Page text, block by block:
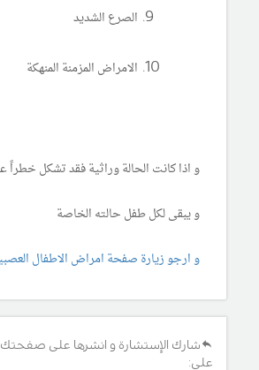
الصرع الشديد
الامراض المزمنة المنهكة
و اذا كانت الحالة وراثية فقد تشكل خطراً
و يبقى لكل طفل حالته الخاصة
و ارجو زيارة صفحة امراض الاطفال
شارك الإستشارة و انشرها على صفحتك
على: